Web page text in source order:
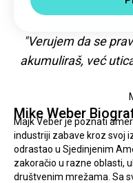
"Verujem da se
akumuliraš, već
Mike Weber
Majk Veber je poznati
industriji zabave kroz svoj
odrastao u Sjedinjenim
zakoračio u razne oblasti,
društvenim mrežama. Sa